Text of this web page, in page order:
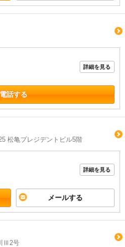
詳細を見る
電話する
松亀プレジデントビル5階
詳細を見る
メールする
Ⅲ2号